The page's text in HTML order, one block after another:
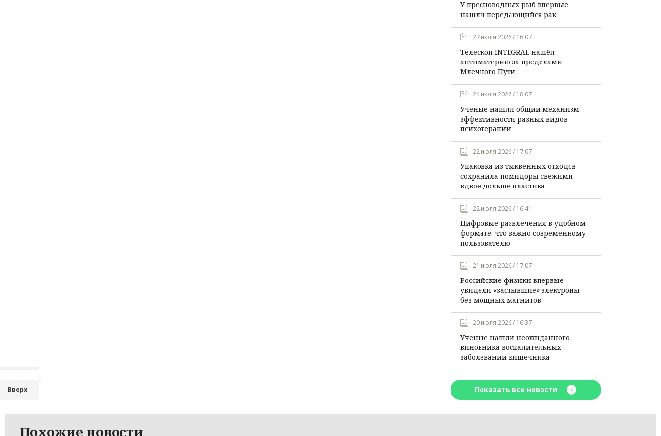
Вверх
У пресноводных рыб впервые
нашли передающийся рак
27 июля 2026 / 16:07
Телескоп INTEGRAL нашёл
антиматерию за пределами
Млечного Пути
24 июля 2026 / 18:07
Ученые нашли общий механизм
эффективности разных видов
психотерапии
22 июля 2026 / 17:07
Упаковка из тыквенных отходов
сохранила помидоры свежими
вдвое дольше пластика
22 июля 2026 / 16:41
Цифровые развлечения в удобном
формате: что важно современному
пользователю
21 июля 2026 / 17:07
Российские физики впервые
увидели «застывшие» электроны
без мощных магнитов
20 июля 2026 / 16:37
Ученые нашли неожиданного
виновника воспалительных
заболеваний кишечника
Показать все новости
Похожие новости